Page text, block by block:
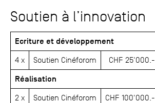
Soutien à l’innovation
Ecriture et développement
4 x Soutien Cinéforom CHF 25'000.-
Réalisation
2 x Soutien Cinéforom CHF 100'000.-